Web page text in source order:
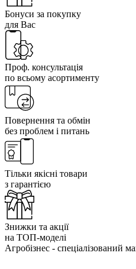
Бонуси за покупку
для Вас
Проф. консультація
по всьому асортименту
Повернення та обмін
без проблем і питань
Тільки якісні товари
з гарантією
Знижки та акції
на ТОП-моделі
Агробізнес - спеціалізований